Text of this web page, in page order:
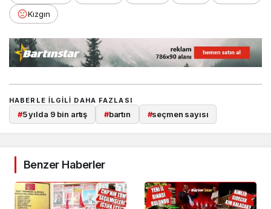
Kızgın
HABERLE ILGILI DAHA FAZLASI
#5 yılda 9 bin artış #bartın #seçmen sayısı
Benzer Haberler